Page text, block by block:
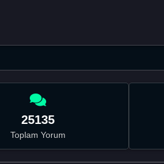
25135
Toplam Yorum